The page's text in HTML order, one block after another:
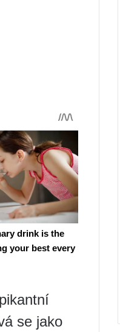
se jako